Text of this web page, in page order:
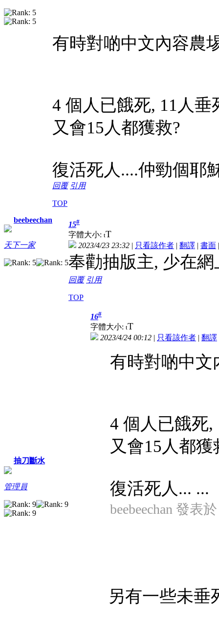
有時對啲中文內容農
4 個人已餓死, 11人垂
又會15人都獲救?
復活死人....仲勁個耶
回覆 引用
TOP
beebeechan
天下一家
15#
字體大小: tT
2023/4/23 23:32 | 只看該作者 | 翻譯 | 書面
奉勸抽版主, 少在
回覆 引用
TOP
抽刀斷水
管理員
16#
字體大小: tT
2023/4/24 00:12 | 只看該作者 | 翻譯
有時對啲中文
4 個人已餓死,
又會15人都獲
復活死人... ...
beebeechan 發表
另有一些未垂